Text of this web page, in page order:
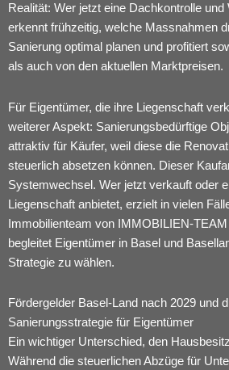
Realität: Wer jetzt eine Dachkontrolle und
erkennt frühzeitig, welche Massnahmen
Sanierung optimal planen und profitiert
als auch von den aktuellen Marktpreisen.
Für Eigentümer, die ihre Liegenschaft
weiterer Aspekt: Sanierungsbedürftige
attraktiv für Käufer, weil diese die
steuerlich absetzen können. Dieser
Systemwechsel. Wer jetzt verkauft oder
Liegenschaft anbietet, erzielt in vielen
Immobilienteam von IMMOBILIEN-
begleitet Eigentümer in Basel und
Strategie zu wählen.
Fördergelder Basel-Land nach 2029 und
Sanierungsstrategie für Eigentümer
Ein wichtiger Unterschied, den
Während die steuerlichen Abzüge für